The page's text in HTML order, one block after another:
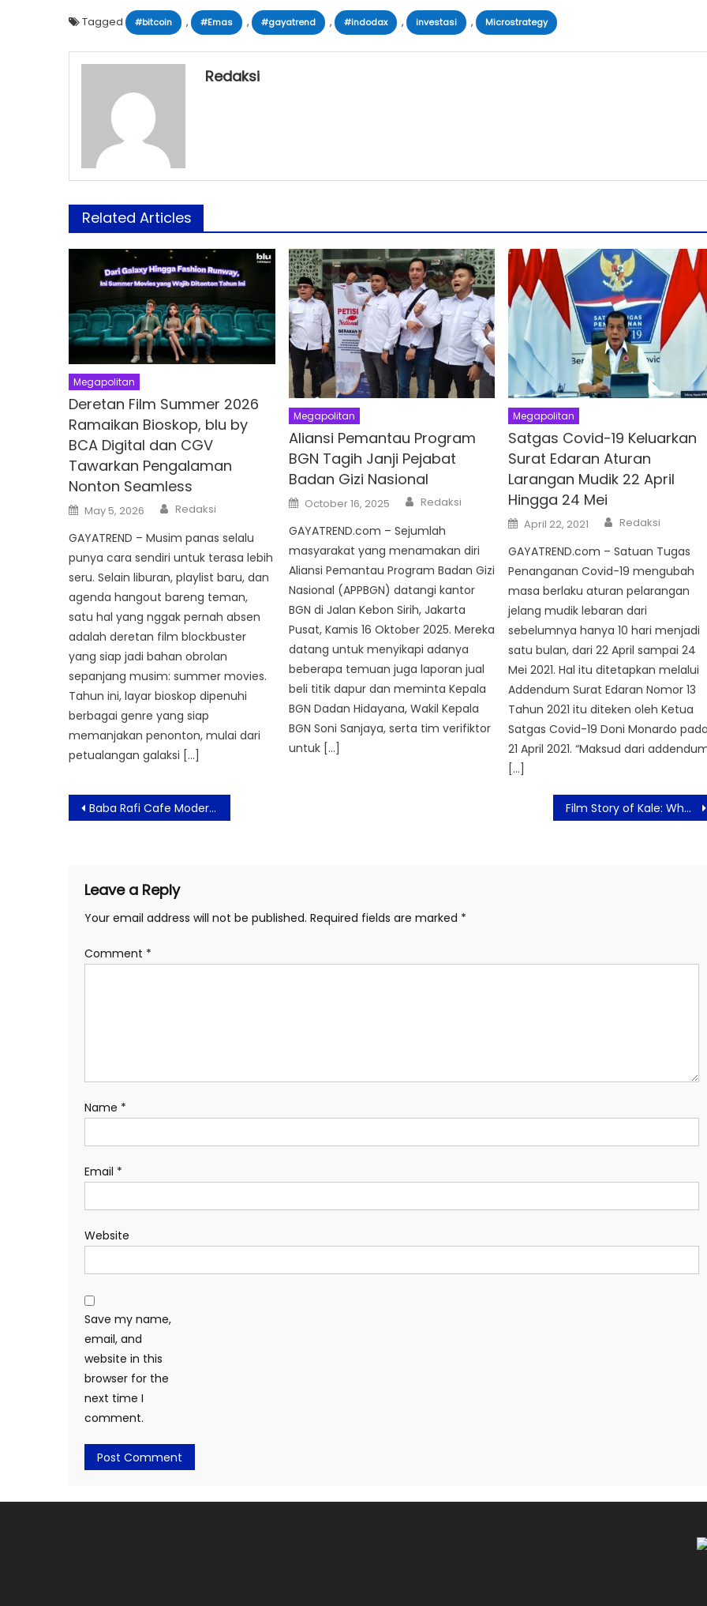
Tagged #bitcoin , #Emas , #gayatrend , #indodax , investasi , Microstrategy
Redaksi
Related Articles
Megapolitan
Deretan Film Summer 2026
Ramaikan Bioskop, blu by
BCA Digital dan CGV
Tawarkan Pengalaman
Nonton Seamless
Posted
on
May 5, 2026 Author
Redaksi
GAYATREND – Musim panas selalu
punya cara sendiri untuk terasa lebih
seru. Selain liburan, playlist baru, dan
agenda hangout bareng teman,
satu hal yang nggak pernah absen
adalah deretan film blockbuster
yang siap jadi bahan obrolan
sepanjang musim: summer movies.
Tahun ini, layar bioskop dipenuhi
berbagai genre yang siap
memanjakan penonton, mulai dari
petualangan galaksi […]
Megapolitan
Aliansi Pemantau Program
BGN Tagih Janji Pejabat
Badan Gizi Nasional
Posted
on
October 16, 2025 Author
Redaksi
GAYATREND.com – Sejumlah
masyarakat yang menamakan diri
Aliansi Pemantau Program Badan Gizi
Nasional (APPBGN) datangi kantor
BGN di Jalan Kebon Sirih, Jakarta
Pusat, Kamis 16 Oktober 2025. Mereka
datang untuk menyikapi adanya
beberapa temuan juga laporan jual
beli titik dapur dan meminta Kepala
BGN Dadan Hidayana, Wakil Kepala
BGN Soni Sanjaya, serta tim verifiktor
untuk […]
Megapolitan
Satgas Covid-19 Keluarkan
Surat Edaran Aturan
Larangan Mudik 22 April
Hingga 24 Mei
Posted
on
April 22, 2021 Author
Redaksi
GAYATREND.com – Satuan Tugas
Penanganan Covid-19 mengubah
masa berlaku aturan pelarangan
jelang mudik lebaran dari
sebelumnya hanya 10 hari menjadi
satu bulan, dari 22 April sampai 24
Mei 2021. Hal itu ditetapkan melalui
Addendum Surat Edaran Nomor 13
Tahun 2021 itu diteken oleh Ketua
Satgas Covid-19 Doni Monardo
21 April 2021. “Maksud dari
[…]
Post
navigation
Baba Rafi Cafe Modern Milenial Resmi Buka di Bintaro Film Story of Kale: When Someone’s In Love Akan Rilis Perdana di Konser Wave of Cinema
Leave a Reply
Your email address will not be published. Required fields are marked *
Comment *
Name *
Email *
Website
Save my name,
email, and
website in this
browser for the
next time I
comment.